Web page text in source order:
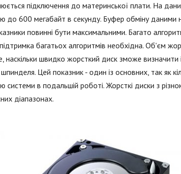
підключення до материнської плати. На
до 600 мегабайт в секунду. Буфер обміну даними
повинні бути максимальними. Багато
багатьох алгоритмів необхідна. Об'єм
наскільки швидко жорсткий диск зможе визначити
Цей показник - один із основних, так як
в подальшій роботі. Жорсткі диски з
діапазонах.